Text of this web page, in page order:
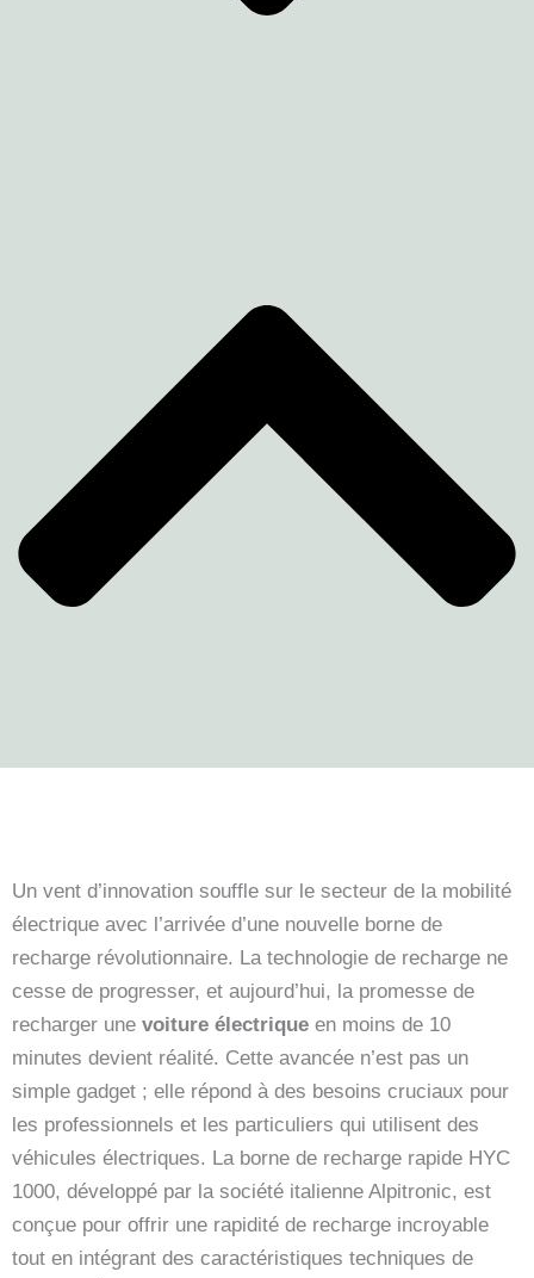
Un vent d’innovation souffle sur le secteur de la mobilité
électrique avec l’arrivée d’une nouvelle borne de
recharge révolutionnaire. La technologie de recharge ne
cesse de progresser, et aujourd’hui, la promesse de
recharger une voiture électrique en moins de 10
minutes devient réalité. Cette avancée n’est pas un
simple gadget ; elle répond à des besoins cruciaux pour
les professionnels et les particuliers qui utilisent des
véhicules électriques. La borne de recharge rapide HYC
1000, développé par la société italienne Alpitronic, est
conçue pour offrir une rapidité de recharge incroyable
tout en intégrant des caractéristiques techniques de